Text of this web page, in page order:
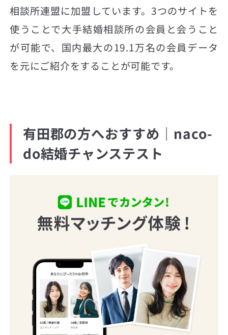
相談所連盟に加盟しています。3つのサイトを
使うことで大手結婚相談所の会員と会うこと
が可能で、国内最大の19.1万名の会員データ
を元にご紹介をすることが可能です。
有田郡の方へおすすめ｜naco-
do結婚チャンステスト